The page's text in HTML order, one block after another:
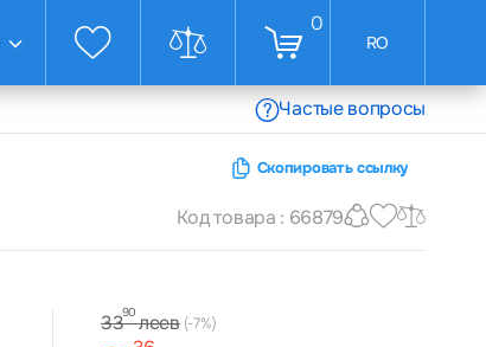
0
RO
Частые вопросы
Скопировать ссылку
Код товара : 66879
3390 леев (-7%)